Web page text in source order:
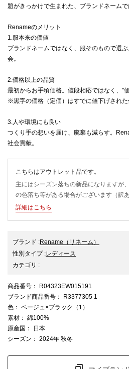
題がきっかけで生まれた、ブランドネーム
Renameのメリット
1.服本来の価値
ブランドネームではなく、服そのもので選
会。
2.価格以上の品質
最初からお手頃価格。値段相応ではなく、"
※黒字の価格（定価）はすでに値下げされた
3.人や環境にも良い
つくり手の想いを届け、廃棄も減らす。
社会貢献。
こちらはアウトレット品です。
主にはシーズン落ちの新品になりますが
の色落ち等がある場合がございます（訳
詳細はこちら
ブランド :Rename （リネーム）
性別タイプ:レディース
カテゴリ :
商品番号 ： R04323EW015191
ブランド商品番号 ： R3377305 1
色 ： ベージュ×ブラック（1）
素材 ： 綿100%
原産国 ： 日本
シーズン ： 2024年 秋冬